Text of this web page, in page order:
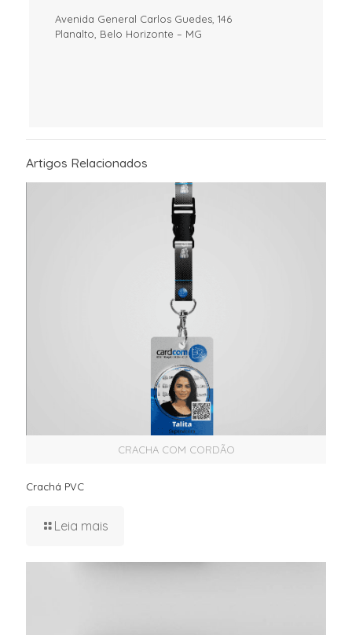
Avenida General Carlos Guedes, 146
Planalto, Belo Horizonte – MG
Artigos Relacionados
CRACHA COM CORDÃO
Crachá PVC
Leia mais